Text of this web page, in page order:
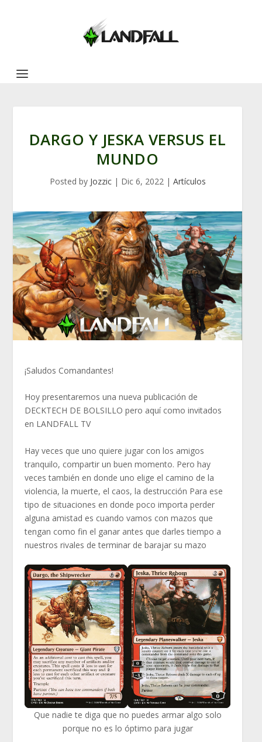
DARGO Y JESKA VERSUS EL
MUNDO
Posted by Jozzic| Dic 6, 2022| Artículos
¡Saludos Comandantes!
Hoy presentaremos una nueva publicación de
DECKTECH DE BOLSILLO pero aquí como invitados
en LANDFALL TV
Hay veces que uno quiere jugar con los amigos
tranquilo, compartir un buen momento. Pero hay
veces también en donde uno elige el camino de la
violencia, la muerte, el caos, la destrucción Para ese
tipo de situaciones en donde poco importa perder
alguna amistad es cuando vamos con mazos que
tengan como fin el ganar antes que darles tiempo a
nuestros rivales de terminar de barajar su mazo
Que nadie te diga que no puedes armar algo solo
porque no es lo óptimo para jugar